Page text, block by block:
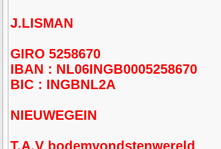
J.LISMAN
GIRO 5258670
IBAN : NL06INGB0005258670
BIC : INGBNL2A
NIEUWEGEIN
T.A.V bodemvondstenwereld